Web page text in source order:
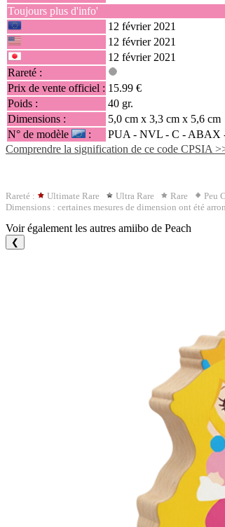
Toujours plus d'info'
12 février 2021
12 février 2021
12 février 2021
Rareté :
Prix de vente officiel : 15.99 €
Poids :
40 gr.
Dimensions :
5,0 cm x 3,3 cm x 5,6 cm
N° de modèle
: PUA - NVL - C - ABAX
Comprendre la signification de ce code CPSIA
Rareté : Ultimate Rare Ultra Rare Rare Peu
Dimensions : certaines mesures de dimension ont été
Voir également les autres amiibo de Peach
❮